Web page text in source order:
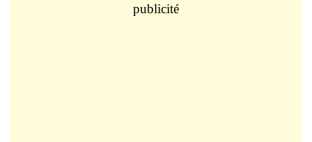
publicité